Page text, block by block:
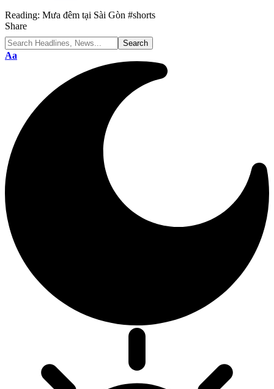
Reading: Mưa đêm tại Sài Gòn #shorts
Share
Font
Aa